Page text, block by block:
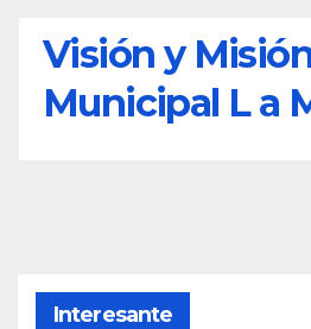
Visión y
Municipal L a
Interesante